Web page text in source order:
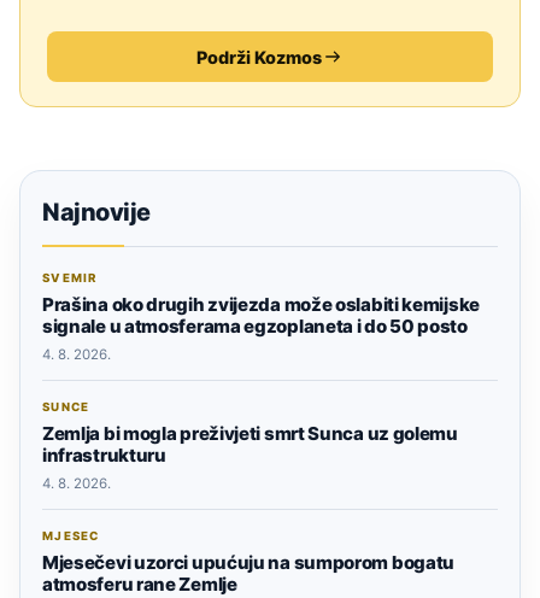
Podrži Kozmos
Najnovije
SVEMIR
Prašina oko drugih zvijezda može oslabiti kemijske
signale u atmosferama egzoplaneta i do 50 posto
4. 8. 2026.
SUNCE
Zemlja bi mogla preživjeti smrt Sunca uz golemu
infrastrukturu
4. 8. 2026.
MJESEC
Mjesečevi uzorci upućuju na sumporom bogatu
atmosferu rane Zemlje